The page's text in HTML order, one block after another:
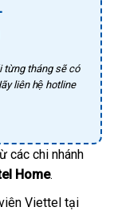
từng tháng sẽ có
liên hệ hotline
các chi nhánh
Home.
Viettel tại